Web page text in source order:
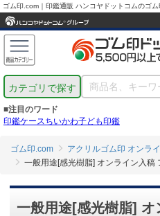
ゴム印.com｜印鑑通販 ハンコヤドットコムのゴ
カテゴリで探す
■注目のワード
印鑑ケースちいかわ子ども印鑑
ゴム印.com
アクリルゴム印 オンラ
一般用途[感光樹脂] オンライン入
一般用途[感光樹脂] オ